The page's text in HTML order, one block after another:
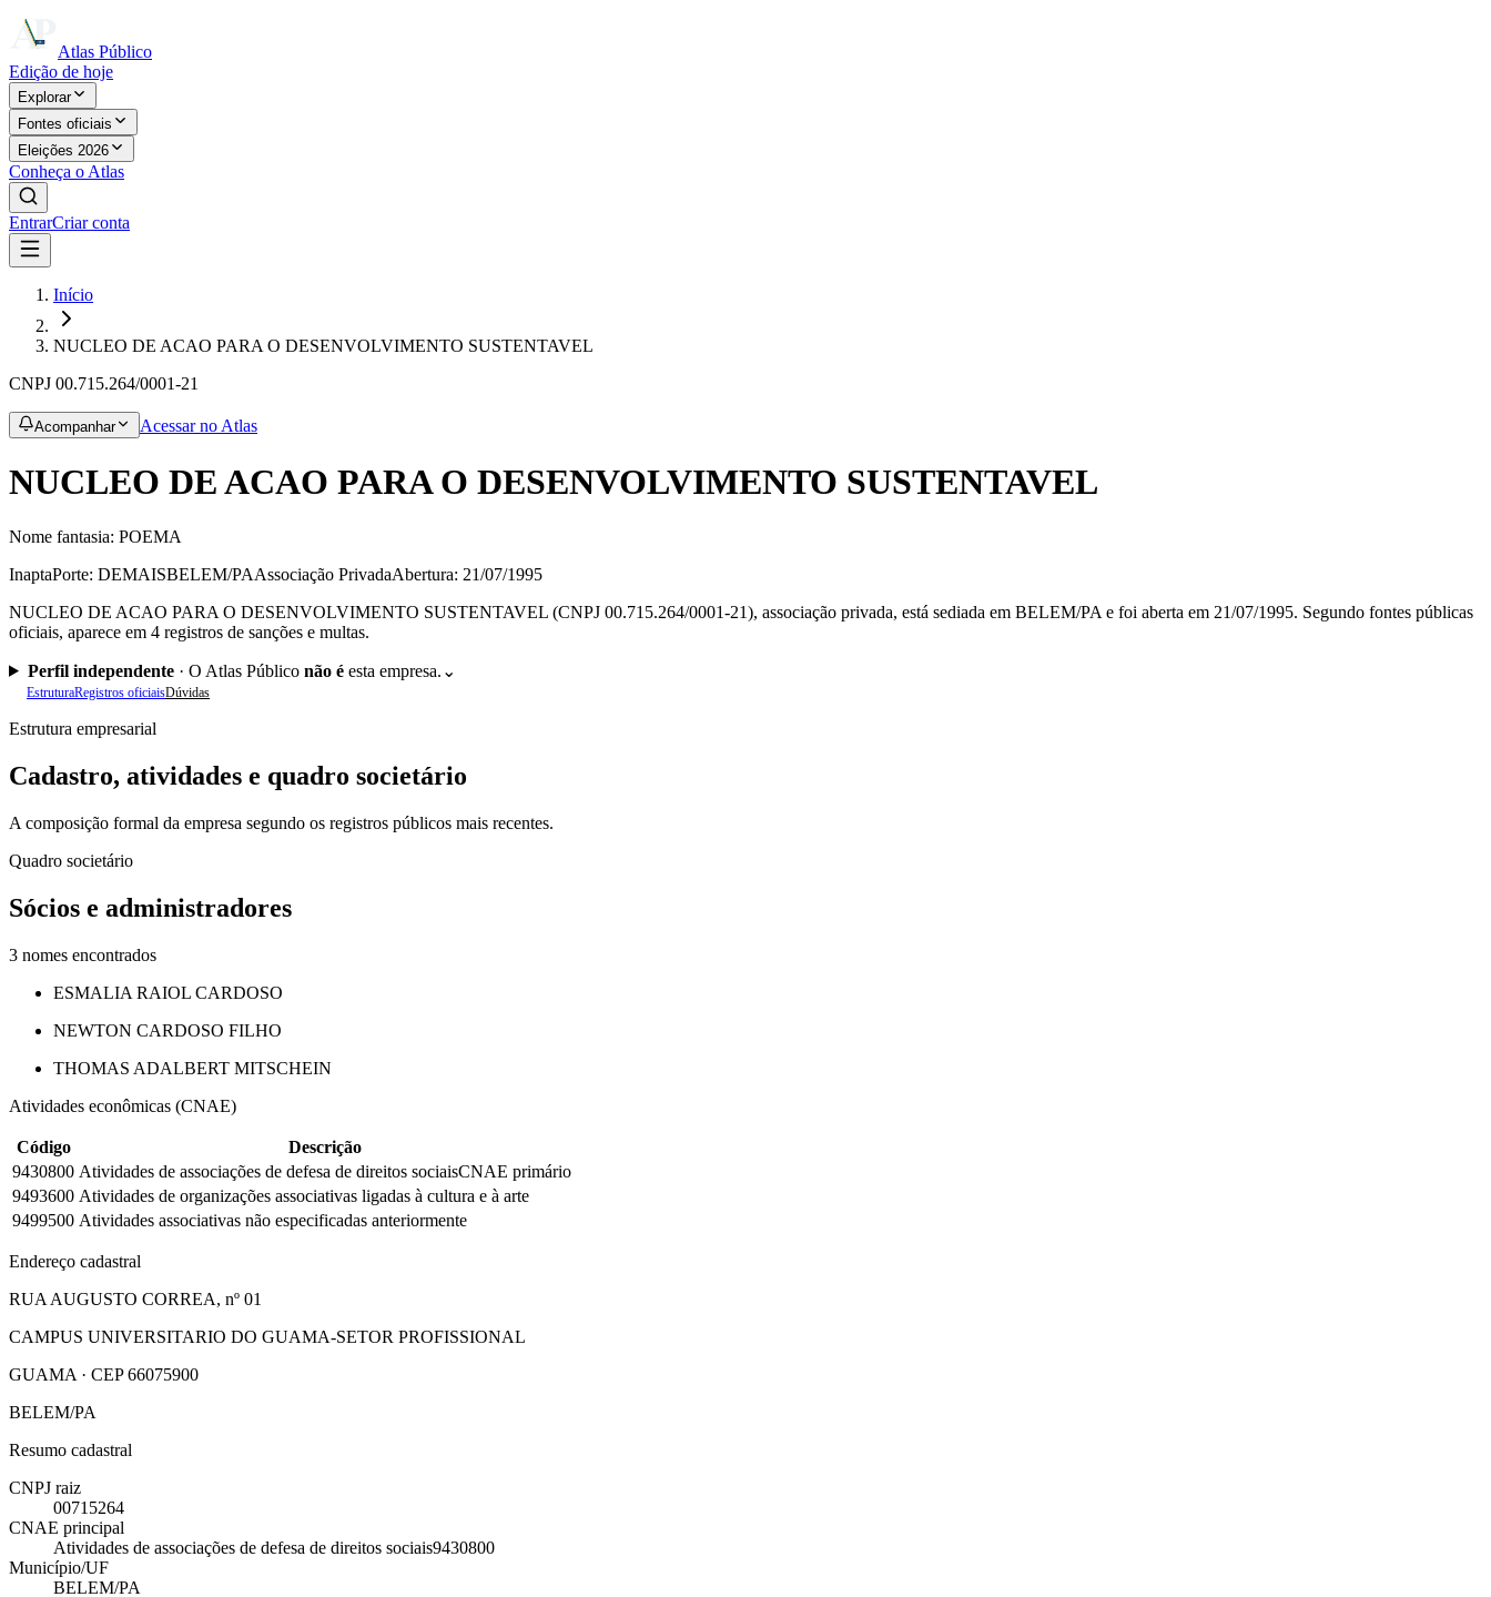
Atlas Público
Edição de hoje
Explorar
Fontes oficiais
Eleições 2026
Conheça o Atlas
EntrarCriar conta
Início
NUCLEO DE ACAO PARA O DESENVOLVIMENTO SUSTENTAVEL
CNPJ 00.715.264/0001-21
Acompanhar Acessar no Atlas
NUCLEO DE ACAO PARA O DESENVOLVIMENTO SUSTENTAVEL
Nome fantasia: POEMA
InaptaPorte: DEMAISBELEM/PAAssociação PrivadaAbertura: 21/07/1995
NUCLEO DE ACAO PARA O DESENVOLVIMENTO SUSTENTAVEL (CNPJ 00.715.264/0001-21), associação privada, está sediada em BELEM/PA e foi aberta em 21/07/1995. Segundo fontes públicas
oficiais, aparece em 4 registros de sanções e multas.
Perfil independente· O Atlas Público não éesta empresa. ⌄
EstruturaRegistros oficiaisDúvidas
Estrutura empresarial
Cadastro, atividades e quadro societário
A composição formal da empresa segundo os registros públicos mais recentes.
Quadro societário
Sócios e administradores
3 nomes encontrados
ESMALIA RAIOL CARDOSO
NEWTON CARDOSO FILHO
THOMAS ADALBERT MITSCHEIN
Atividades econômicas (CNAE)
Código
Descrição
9430800 Atividades de associações de defesa de direitos sociaisCNAE primário
9493600 Atividades de organizações associativas ligadas à cultura e à arte
9499500 Atividades associativas não especificadas anteriormente
Endereço cadastral
RUA AUGUSTO CORREA, nº 01
CAMPUS UNIVERSITARIO DO GUAMA-SETOR PROFISSIONAL
GUAMA · CEP 66075900
BELEM/PA
Resumo cadastral
CNPJ raiz
00715264
CNAE principal
Atividades de associações de defesa de direitos sociais9430800
Município/UF
BELEM/PA